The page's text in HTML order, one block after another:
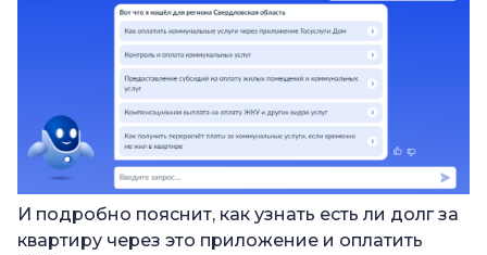
И подробно пояснит, как узнать есть ли долг за
квартиру через это приложение и оплатить